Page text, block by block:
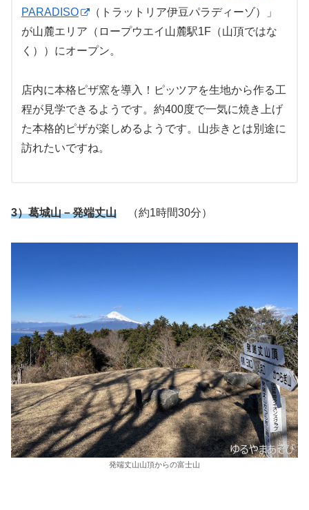
PARADISO
（トラットリア伊豆パラディーゾ）」
が山麓エリア（ロープウエイ山麓駅1F（山頂ではな
く））にオープン。
店内に本格ピザ窯を導入！ピッツアを生地から作る工
程が見学できるようです。約400度で一気に焼き上げ
た本格的ピザが楽しめるようです。山歩きとは別途に
訪れたいですね。
3）葛城山－発端丈山 （約1時間30分）
発端丈山山頂からの富士山